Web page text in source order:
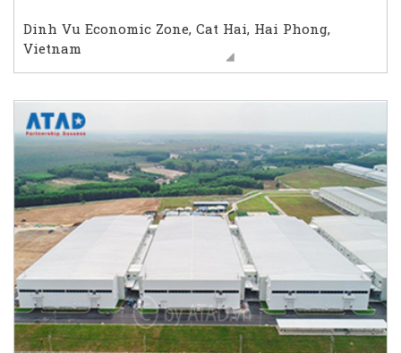
Dinh Vu Economic Zone, Cat Hai, Hai Phong,
Vietnam